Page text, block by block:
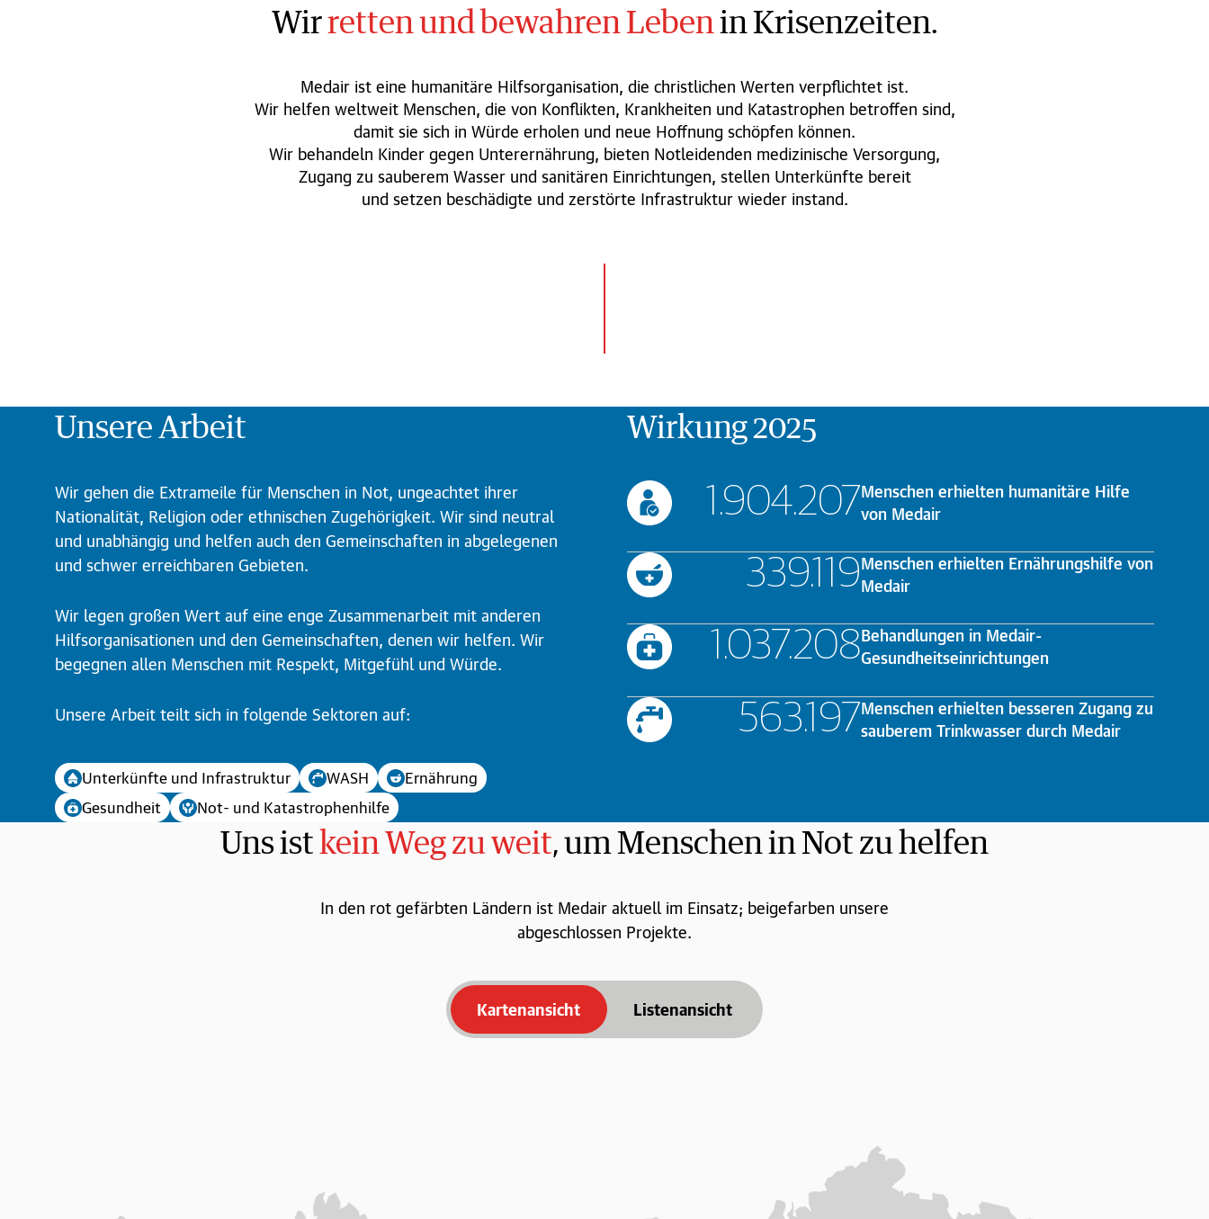
Wirretten und bewahren Leben in Krisenzeiten.
Medair ist eine humanitäre Hilfsorganisation, die christlichen Werten verpflichtet ist.
Wir helfen weltweit Menschen, die von Konflikten, Krankheiten und Katastrophen betroffen sind,
damit sie sich in Würde erholen und neue Hoffnung schöpfen können.
Wir behandeln Kinder gegen Unterernährung, bieten Notleidenden medizinische Versorgung,
Zugang zu sauberem Wasser und sanitären Einrichtungen, stellen Unterkünfte bereit
und setzen beschädigte und zerstörte Infrastruktur wieder instand.
Unsere Arbeit
Wir gehen die Extrameile für Menschen in Not, ungeachtet ihrer
Nationalität, Religion oder ethnischen Zugehörigkeit. Wir sind neutral
und unabhängig und helfen auch den Gemeinschaften in abgelegenen
und schwer erreichbaren Gebieten.
Wir legen großen Wert auf eine enge Zusammenarbeit mit anderen
Hilfsorganisationen und den Gemeinschaften, denen wir helfen. Wir
begegnen allen Menschen mit Respekt, Mitgefühl und Würde.
Unsere Arbeit teilt sich in folgende Sektoren auf:
Unterkünfte und Infrastruktur WASH
Ernährung
Gesundheit
Not- und Katastrophenhilfe
Wirkung 2025
3.594.678Menschen erhielten humanitäre Hilfe
von Medair
698.916Menschen erhielten Ernährungshilfe von
Medair
2.224.539Behandlungen in Medair-
Gesundheitseinrichtungen
1.628.376Menschen erhielten besseren Zugang zu
sauberem Trinkwasser durch Medair
Uns istkein Weg zu weit, um Menschen in Not zu helfen
In den rot gefärbten Ländern ist Medair aktuell im Einsatz; beigefarben unsere
abgeschlossen Projekte.
Kartenansicht Listenansicht